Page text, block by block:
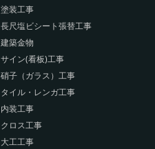
塗装工事
長尺塩ビシート張替工事
建築金物
サイン(看板)工事
硝子（ガラス）工事
タイル・レンガ工事
内装工事
クロス工事
大工工事